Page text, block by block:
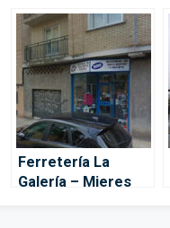
Ferretería La
Galería – Mieres